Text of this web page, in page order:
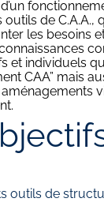
de C.A.A.,
les besoins
et individuels
CAA” mais
outils de